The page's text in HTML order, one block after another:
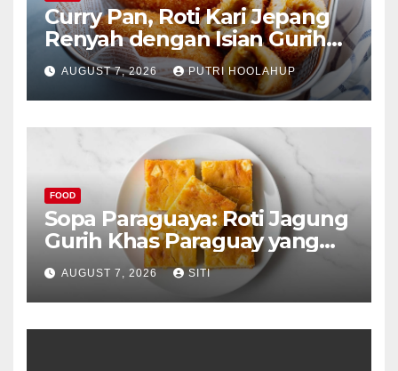
Curry Pan, Roti Kari Jepang
Renyah dengan Isian Gurih
Menggoda
AUGUST 7, 2026 PUTRI HOOLAHUP
FOOD
Sopa Paraguaya: Roti Jagung
Gurih Khas Paraguay yang
Unik
AUGUST 7, 2026 SITI